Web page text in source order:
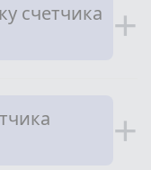
счетчика +
+